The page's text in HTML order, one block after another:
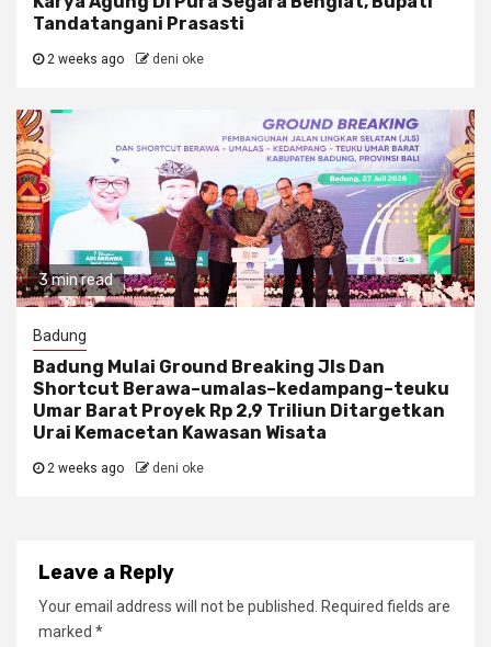
Tandatangani Prasasti
2 weeks ago deni oke
3 min read
Badung
Badung Mulai Ground Breaking Jls Dan
Shortcut Berawa–umalas–kedampang–teuku
Umar Barat Proyek Rp 2,9 Triliun Ditargetkan
Urai Kemacetan Kawasan Wisata
2 weeks ago deni oke
Leave a Reply
Your email address will not be published.
Required fields are
marked *